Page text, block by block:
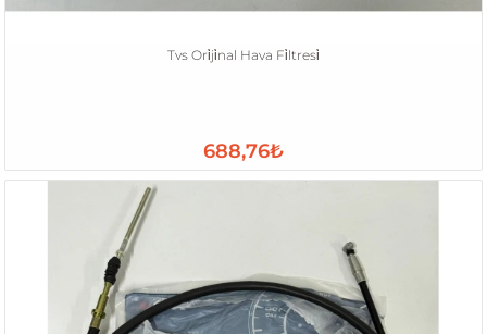
Tvs Ori̇ji̇nal Hava Fi̇ltresi̇
688,76₺